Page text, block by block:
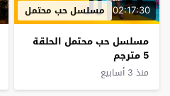
02:17:30 مسلسل حب محتمل
مسلسل حب محتمل الحلقة
5 مترجم
منذ 3 أسابيع